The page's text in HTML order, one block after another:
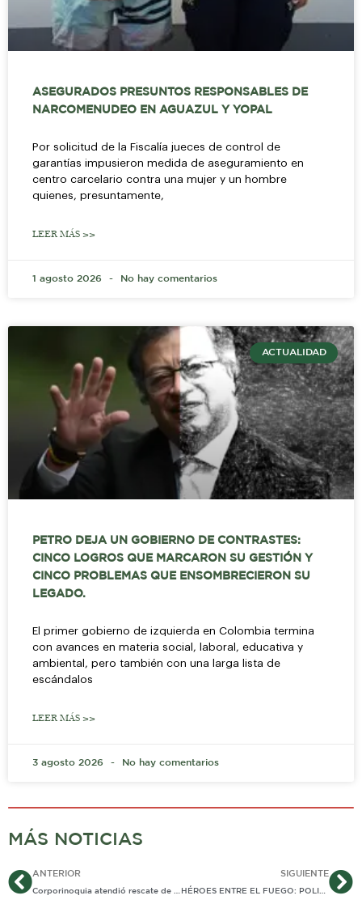
ASEGURADOS PRESUNTOS RESPONSABLES DE
NARCOMENUDEO EN AGUAZUL Y YOPAL
Por solicitud de la Fiscalía jueces de control de
garantías impusieron medida de aseguramiento en
centro carcelario contra una mujer y un hombre
quienes, presuntamente,
LEER MÁS >>
1 agosto 2026 No hay comentarios
ACTUALIDAD
PETRO DEJA UN GOBIERNO DE CONTRASTES:
CINCO LOGROS QUE MARCARON SU GESTIÓN Y
CINCO PROBLEMAS QUE ENSOMBRECIERON SU
LEGADO.
El primer gobierno de izquierda en Colombia termina
con avances en materia social, laboral, educativa y
ambiental, pero también con una larga lista de
escándalos
LEER MÁS >>
3 agosto 2026 No hay comentarios
MÁS NOTICIAS
AntANTERIOR
Corporinoquia atendió rescate de un zorro atropellado que se recupera en el Hogar de Paso de Fauna Silvestre
SIGUIENTE
HÉROES ENTRE EL FUEGO: POLICÍAS ANTEXPLOSIVOS SALVAN VIDAS EN TUNJA